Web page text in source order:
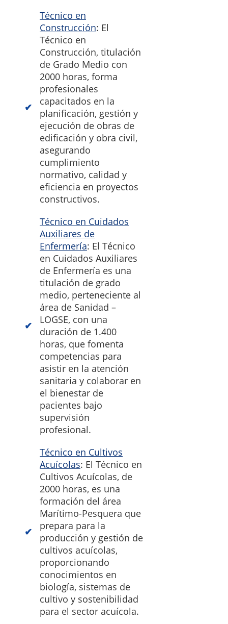
Técnico en
Construcción: El
Técnico en
Construcción, titulación
de Grado Medio con
2000 horas, forma
profesionales
capacitados en la
planificación, gestión y
ejecución de obras de
edificación y obra civil,
asegurando
cumplimiento
normativo, calidad y
eficiencia en proyectos
constructivos.
Técnico en Cuidados
Auxiliares de
Enfermería: El Técnico
en Cuidados Auxiliares
de Enfermería es una
titulación de grado
medio, perteneciente al
área de Sanidad –
LOGSE, con una
duración de 1.400
horas, que fomenta
competencias para
asistir en la atención
sanitaria y colaborar en
el bienestar de
pacientes bajo
supervisión
profesional.
Técnico en Cultivos
Acuícolas: El Técnico en
Cultivos Acuícolas, de
2000 horas, es una
formación del área
Marítimo-Pesquera que
prepara para la
producción y gestión de
cultivos acuícolas,
proporcionando
conocimientos en
biología, sistemas de
cultivo y sostenibilidad
para el sector acuícola.